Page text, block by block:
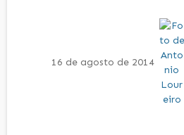
16 de agosto de 2014